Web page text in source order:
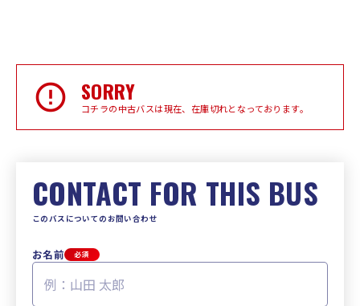
SORRY
コチラの中古バスは現在、在庫切れとなっております。
CONTACT FOR THIS BUS
このバスについてのお問い合わせ
お名前 必須